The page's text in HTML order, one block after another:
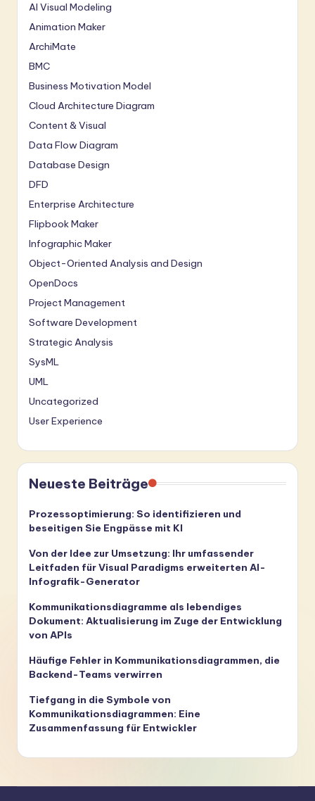
AI Visual Modeling
Animation Maker
ArchiMate
BMC
Business Motivation Model
Cloud Architecture Diagram
Content & Visual
Data Flow Diagram
Database Design
DFD
Enterprise Architecture
Flipbook Maker
Infographic Maker
Object-Oriented Analysis and Design
OpenDocs
Project Management
Software Development
Strategic Analysis
SysML
UML
Uncategorized
User Experience
Neueste Beiträge
Prozessoptimierung: So identifizieren und
beseitigen Sie Engpässe mit KI
Von der Idee zur Umsetzung: Ihr umfassender
Leitfaden für Visual Paradigms erweiterten AI-
Infografik-Generator
Kommunikationsdiagramme als lebendiges
Dokument: Aktualisierung im Zuge der Entwicklung
von APIs
Häufige Fehler in Kommunikationsdiagrammen, die
Backend-Teams verwirren
Tiefgang in die Symbole von
Kommunikationsdiagrammen: Eine
Zusammenfassung für Entwickler